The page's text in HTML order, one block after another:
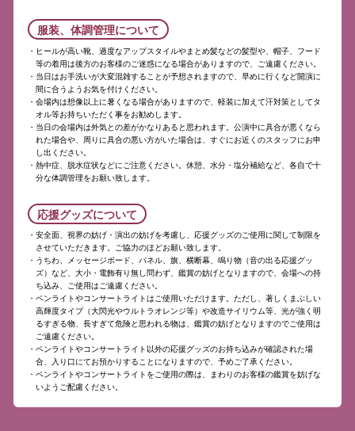
服装、体調管理について
ヒールが高い靴、過度なアップスタイルやまとめ髪などの髪型や、帽子、フード
等の着用は後方のお客様のご迷惑になる場合がありますので、ご遠慮ください。
当日はお手洗いが大変混雑することが予想されますので、早めに行くなど開演に
間に合うようお気を付けください。
会場内は想像以上に暑くなる場合がありますので、軽装に加えて汗対策としてタ
オル等お持ちいただく事をお勧めします。
当日の会場内は外気との差がかなりあると思われます。公演中に具合が悪くなら
れた場合や、周りに具合の悪い方がいた場合は、すぐにお近くのスタッフにお申
し出ください。
熱中症、脱水症状などにご注意ください。休憩、水分・塩分補給など、各自で十
分な体調管理をお願い致します。
応援グッズについて
安全面、視界の妨げ・演出の妨げを考慮し、応援グッズのご使用に関して制限を
させていただきます。ご協力のほどお願い致します。
うちわ、メッセージボード、パネル、旗、横断幕、鳴り物（音の出る応援グッ
ズ）など、大小・電飾有り無し問わず、鑑賞の妨げとなりますので、会場への持
ち込み、ご使用はご遠慮ください。
ペンライトやコンサートライトはご使用いただけます。ただし、著しくまぶしい
高輝度タイプ（大閃光やウルトラオレンジ等）や改造サイリウム等、光が強く明
るすぎる物、長すぎて危険と思われる物は、鑑賞の妨げとなりますのでご使用は
ご遠慮ください。
ペンライトやコンサートライト以外の応援グッズのお持ち込みが確認された場
合、入り口にてお預かりすることになりますので、予めご了承ください。
ペンライトやコンサートライトをご使用の際は、まわりのお客様の鑑賞を妨げな
いようご配慮ください。